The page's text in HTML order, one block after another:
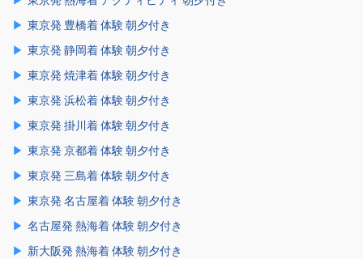
東京発 豊橋着 体験 朝夕付き
東京発 静岡着 体験 朝夕付き
東京発 焼津着 体験 朝夕付き
東京発 浜松着 体験 朝夕付き
東京発 掛川着 体験 朝夕付き
東京発 京都着 体験 朝夕付き
東京発 三島着 体験 朝夕付き
東京発 名古屋着 体験 朝夕付き
名古屋発 熱海着 体験 朝夕付き
新大阪発 熱海着 体験 朝夕付き